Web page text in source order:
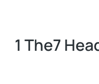
1 The7